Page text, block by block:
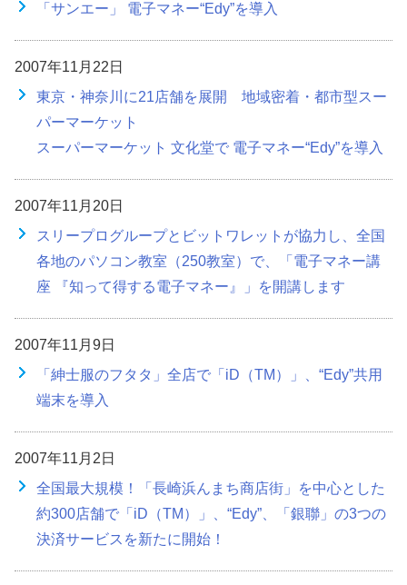
「サンエー」 電子マネー“Edy”を導入
2007年11月22日
東京・神奈川に21店舗を展開 地域密着・都市型スー
パーマーケット
スーパーマーケット 文化堂で 電子マネー“Edy”を導入
2007年11月20日
スリープログループとビットワレットが協力し、全国
各地のパソコン教室（250教室）で、「電子マネー講
座 『知って得する電子マネー』」を開講します
2007年11月9日
「紳士服のフタタ」全店で「iD（TM）」、“Edy”共用
端末を導入
2007年11月2日
全国最大規模！「長崎浜んまち商店街」を中心とした
約300店舗で「iD（TM）」、“Edy”、「銀聯」の3つの
決済サービスを新たに開始！